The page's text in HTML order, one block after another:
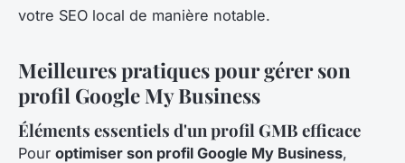
votre SEO local de manière notable.
Meilleures pratiques pour gérer son
profil Google My Business
Éléments essentiels d'un profil GMB efficace
Pour optimiser son profil Google My Business,